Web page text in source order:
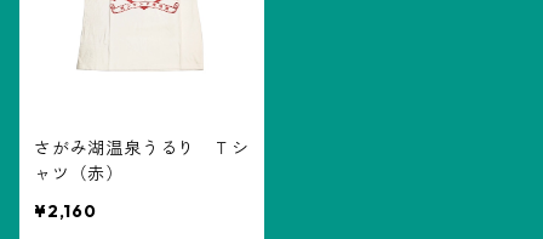
さがみ湖温泉うるり Ｔシ
ャツ（赤）
¥2,160